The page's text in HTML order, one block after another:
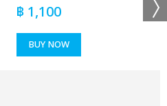
฿ 1,100
BUY NOW